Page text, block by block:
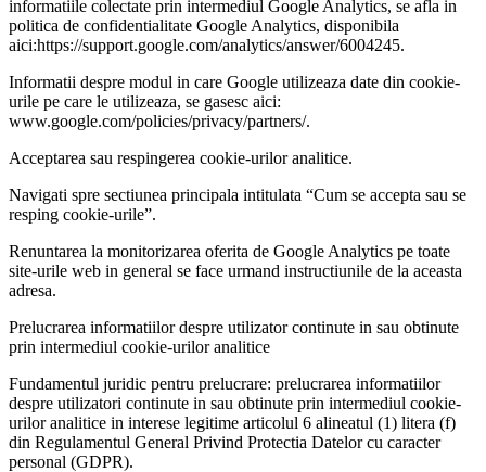
informatiile colectate prin intermediul Google Analytics, se afla in
politica de confidentialitate Google Analytics, disponibila
aici:https://support.google.com/analytics/answer/6004245.
Informatii despre modul in care Google utilizeaza date din cookie-
urile pe care le utilizeaza, se gasesc aici:
www.google.com/policies/privacy/partners/.
Acceptarea sau respingerea cookie-urilor analitice.
Navigati spre sectiunea principala intitulata “Cum se accepta sau se
resping cookie-urile”.
Renuntarea la monitorizarea oferita de Google Analytics pe toate
site-urile web in general se face urmand instructiunile de la aceasta
adresa.
Prelucrarea informatiilor despre utilizator continute in sau obtinute
prin intermediul cookie-urilor analitice
Fundamentul juridic pentru prelucrare: prelucrarea informatiilor
despre utilizatori continute in sau obtinute prin intermediul cookie-
urilor analitice in interese legitime articolul 6 alineatul (1) litera (f)
din Regulamentul General Privind Protectia Datelor cu caracter
personal (GDPR).